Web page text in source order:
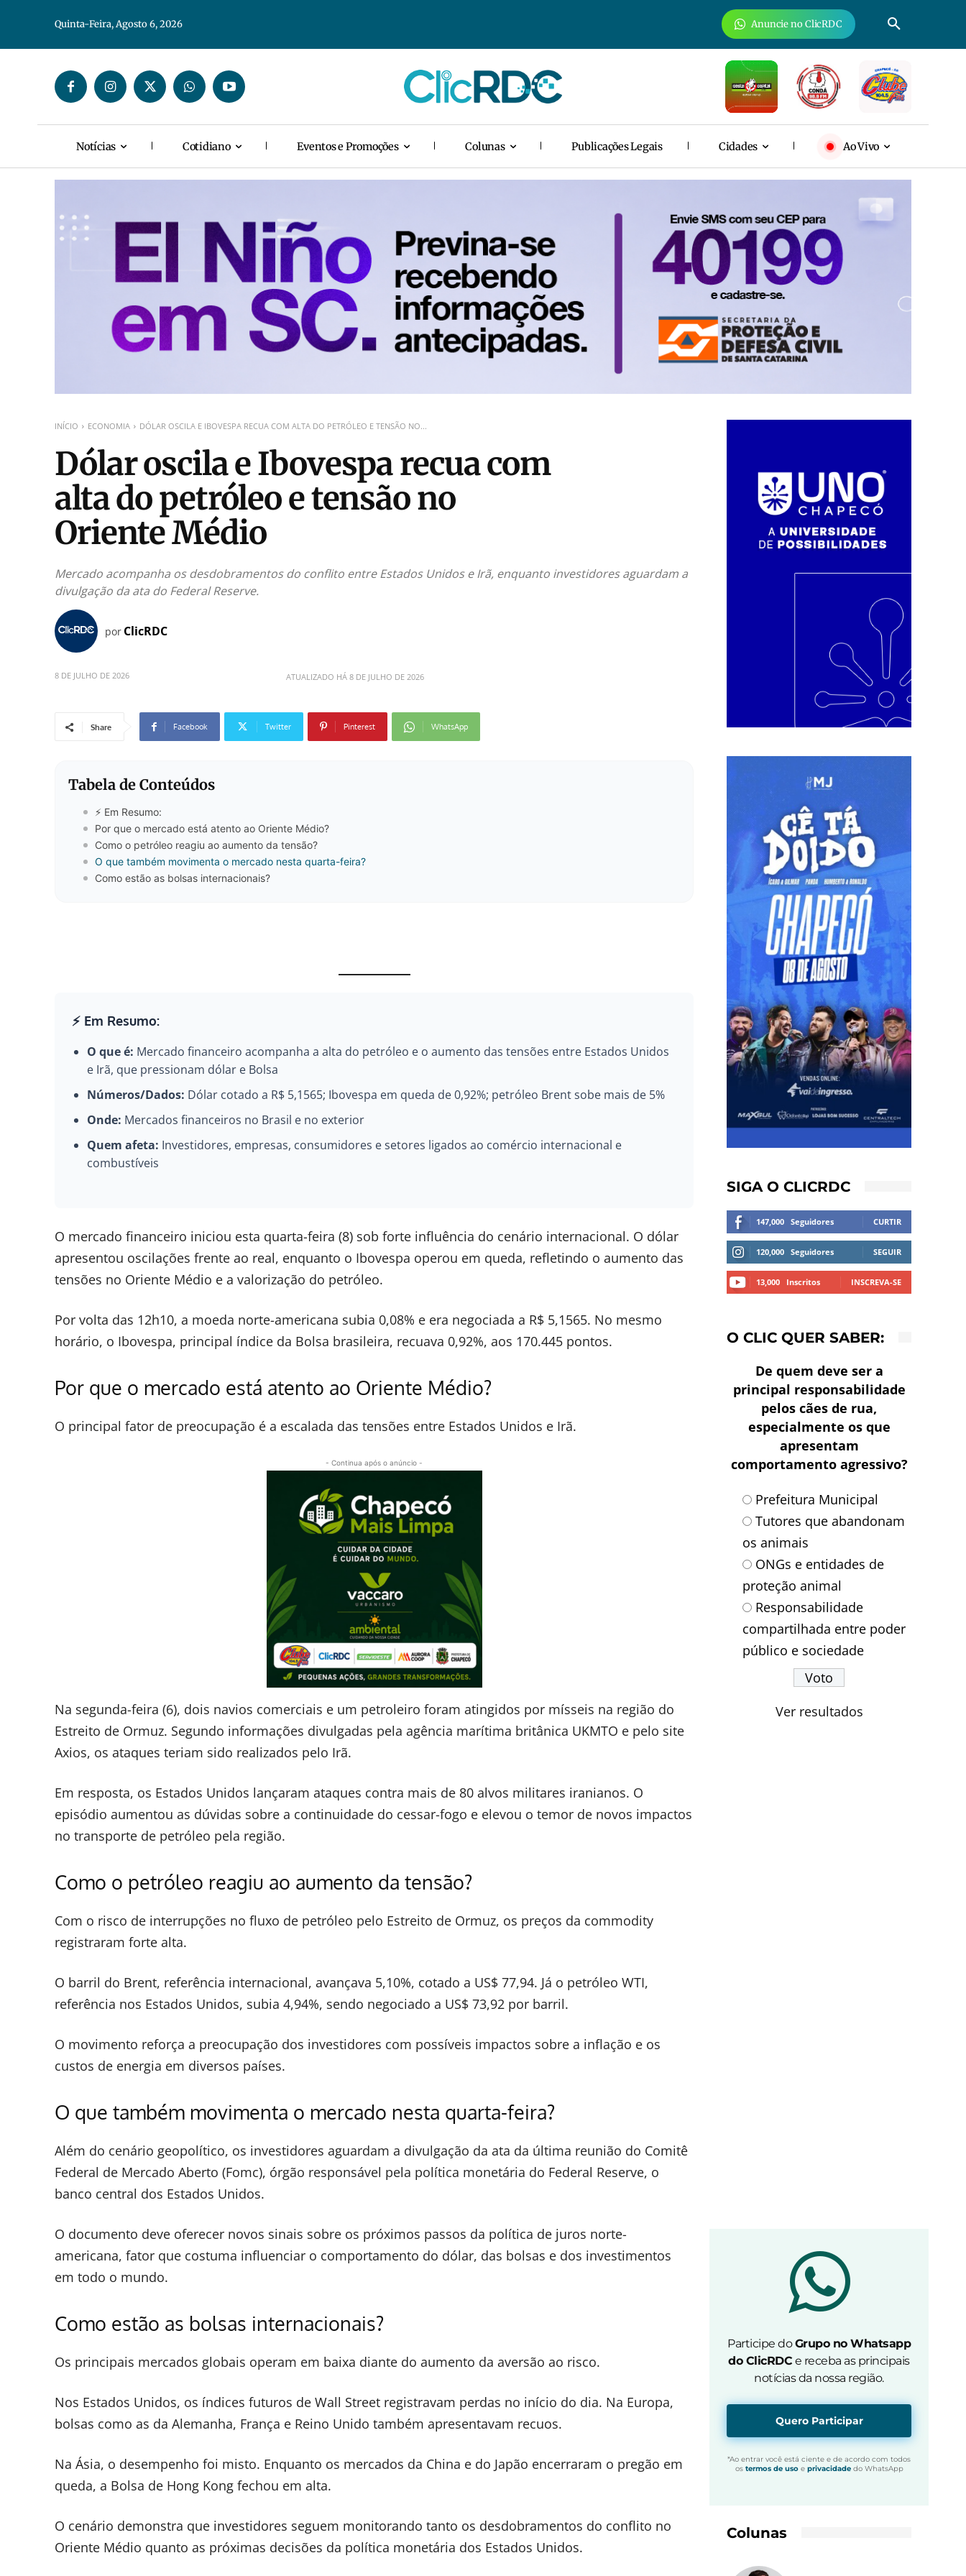
Quinta-Feira, Agosto 6, 2026 Anuncie no ClicRDC
Notícias Cotidiano Eventos e Promoções Colunas Publicações Legais Cidades Ao Vivo
INÍCIO ECONOMIA DÓLAR OSCILA E IBOVESPA RECUA COM ALTA DO PETRÓLEO E TENSÃO NO...
Dólar oscila e Ibovespa recua com
alta do petróleo e tensão no
Oriente Médio
Mercado acompanha os desdobramentos do conflito entre Estados Unidos e Irã, enquanto investidores aguardam a
divulgação da ata do Federal Reserve.
por ClicRDC
8 DE JULHO DE 2026 ATUALIZADO HÁ 8 DE JULHO DE 2026
Share Facebook Twitter Pinterest WhatsApp
Tabela de Conteúdos
⚡ Em Resumo:
Por que o mercado está atento ao Oriente Médio?
Como o petróleo reagiu ao aumento da tensão?
O que também movimenta o mercado nesta quarta-feira?
Como estão as bolsas internacionais?
⚡ Em Resumo:
O que é: Mercado financeiro acompanha a alta do petróleo e o aumento das tensões entre Estados Unidos
e Irã, que pressionam dólar e Bolsa
Números/Dados: Dólar cotado a R$ 5,1565; Ibovespa em queda de 0,92%; petróleo Brent sobe mais de 5%
Onde: Mercados financeiros no Brasil e no exterior
Quem afeta: Investidores, empresas, consumidores e setores ligados ao comércio internacional e
combustíveis
O mercado financeiro iniciou esta quarta-feira (8) sob forte influência do cenário internacional. O dólar
apresentou oscilações frente ao real, enquanto o Ibovespa operou em queda, refletindo o aumento das
tensões no Oriente Médio e a valorização do petróleo.
Por volta das 12h10, a moeda norte-americana subia 0,08% e era negociada a R$ 5,1565. No mesmo
horário, o Ibovespa, principal índice da Bolsa brasileira, recuava 0,92%, aos 170.445 pontos.
Por que o mercado está atento ao Oriente Médio?
O principal fator de preocupação é a escalada das tensões entre Estados Unidos e Irã.
- Continua após o anúncio -
Na segunda-feira (6), dois navios comerciais e um petroleiro foram atingidos por mísseis na região do
Estreito de Ormuz. Segundo informações divulgadas pela agência marítima britânica UKMTO e pelo site
Axios, os ataques teriam sido realizados pelo Irã.
Em resposta, os Estados Unidos lançaram ataques contra mais de 80 alvos militares iranianos. O
episódio aumentou as dúvidas sobre a continuidade do cessar-fogo e elevou o temor de novos impactos
no transporte de petróleo pela região.
Como o petróleo reagiu ao aumento da tensão?
Com o risco de interrupções no fluxo de petróleo pelo Estreito de Ormuz, os preços da commodity
registraram forte alta.
O barril do Brent, referência internacional, avançava 5,10%, cotado a US$ 77,94. Já o petróleo WTI,
referência nos Estados Unidos, subia 4,94%, sendo negociado a US$ 73,92 por barril.
O movimento reforça a preocupação dos investidores com possíveis impactos sobre a inflação e os
custos de energia em diversos países.
O que também movimenta o mercado nesta quarta-feira?
Além do cenário geopolítico, os investidores aguardam a divulgação da ata da última reunião do Comitê
Federal de Mercado Aberto (Fomc), órgão responsável pela política monetária do Federal Reserve, o
banco central dos Estados Unidos.
O documento deve oferecer novos sinais sobre os próximos passos da política de juros norte-
americana, fator que costuma influenciar o comportamento do dólar, das bolsas e dos investimentos
em todo o mundo.
Como estão as bolsas internacionais?
Os principais mercados globais operam em baixa diante do aumento da aversão ao risco.
Nos Estados Unidos, os índices futuros de Wall Street registravam perdas no início do dia. Na Europa,
bolsas como as da Alemanha, França e Reino Unido também apresentavam recuos.
Na Ásia, o desempenho foi misto. Enquanto os mercados da China e do Japão encerraram o pregão em
queda, a Bolsa de Hong Kong fechou em alta.
O cenário demonstra que investidores seguem monitorando tanto os desdobramentos do conflito no
Oriente Médio quanto as próximas decisões da política monetária dos Estados Unidos.
SIGA O CLICRDC
147,000 Seguidores CURTIR
120,000 Seguidores SEGUIR
13,000 Inscritos INSCREVA-SE
O CLIC QUER SABER:
De quem deve ser a
principal responsabilidade
pelos cães de rua,
especialmente os que
apresentam
comportamento agressivo?
Prefeitura Municipal
Tutores que abandonam
os animais
ONGs e entidades de
proteção animal
Responsabilidade
compartilhada entre poder
público e sociedade
Ver resultados
Participe doGrupo no Whatsapp
do ClicRDC e receba as principais
notícias da nossa região.
Quero Participar
*Ao entrar você está ciente e de acordo com todos
os termos de usoe privacidadedo WhatsApp
Colunas